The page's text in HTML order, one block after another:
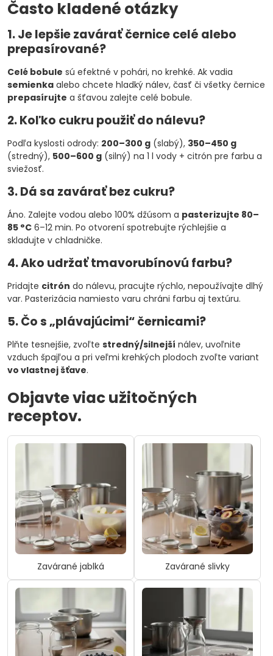
Často kladené otázky
1. Je lepšie zavárať černice celé alebo
prepasírované?
Celé bobule sú efektné v pohári, no krehké. Ak vadia
semienka alebo chcete hladký nálev, časť či všetky černice
prepasírujte a šťavou zalejte celé bobule.
2. Koľko cukru použiť do nálevu?
Podľa kyslosti odrody: 200–300 g (slabý), 350–450 g
(stredný), 500–600 g (silný) na 1 l vody + citrón pre farbu a
sviežosť.
3. Dá sa zavárať bez cukru?
Áno. Zalejte vodou alebo 100% džúsom a pasterizujte 80–
85 °C 6–12 min. Po otvorení spotrebujte rýchlejšie a
skladujte v chladničke.
4. Ako udržať tmavorubínovú farbu?
Pridajte citrón do nálevu, pracujte rýchlo, nepoužívajte dlhý
var. Pasterizácia namiesto varu chráni farbu aj textúru.
5. Čo s „plávajúcimi“ černicami?
Plňte tesnejšie, zvoľte stredný/silnejší nálev, uvoľnite
vzduch špajľou a pri veľmi krehkých plodoch zvoľte variant
vo vlastnej šťave.
Objavte viac užitočných
receptov.
Zavárané jablká Zavárané slivky